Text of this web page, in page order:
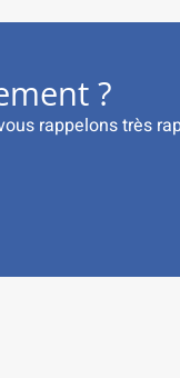
?
rappelons très